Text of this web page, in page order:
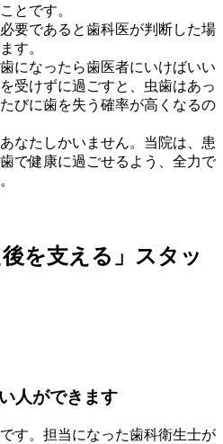
とです。
要であると歯科医が判断した場
す。
になったら歯医者にいけばいい
受けずに過ごすと、虫歯はあっ
びに歯を失う確率が高くなるの
なたしかいません。当院は、患
で健康に過ごせるよう、全力で
を支える」スタッ
人ができます
す。担当になった歯科衛生士が